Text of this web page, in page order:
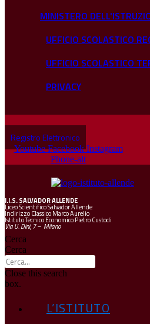
MINISTERO
UFFICIO SCOLASTICO
UFFICIO SCOLASTICO
PRIVACY
Registro Elettronico
Youtube Facebook Instagram
Phone-alt
I.I.S.SALVADOR ALLENDE
Liceo Scientifico Salvador Allende
Indirizzo Classico Marco Aurelio
Istituto Tecnico Economico Pietro Custodi
Via U. Dini, 7 – Milano
Cerca
Cerca
Close this search
box.
L’ISTITUTO